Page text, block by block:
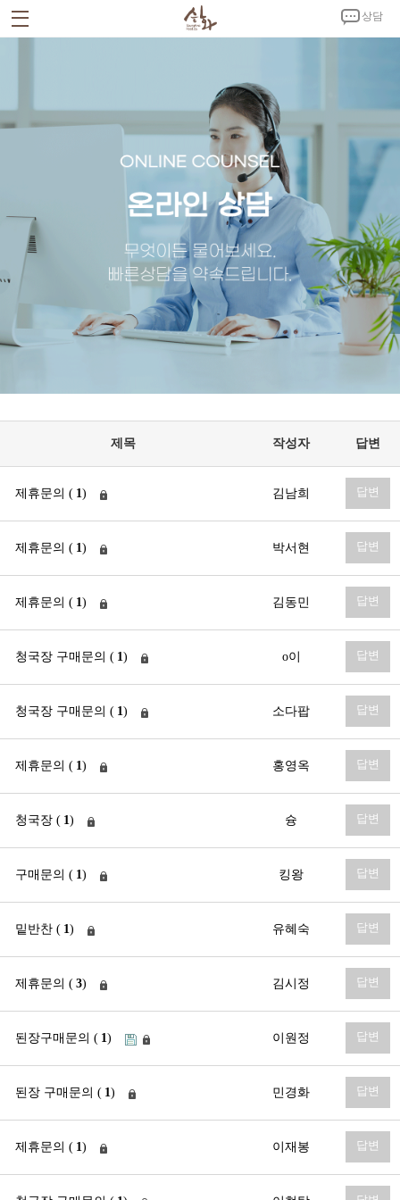
상담
승화푸드C.K
노키친
공지사항
뉴스
홍보영상
갤러리
고객센터
온라인 상담
제휴문의
오시는 길
회사소개서 다운로드
제목 작성자 답변
제휴문의 ( 1) 김남희 답변
제휴문의 ( 1) 박서현 답변
제휴문의 ( 1) 김동민 답변
청국장 구매문의 ( 1) o이 답변
청국장 구매문의 ( 1) 소다팝 답변
제휴문의 ( 1) 홍영옥 답변
청국장 ( 1) 슝 답변
구매문의 ( 1) 킹왕 답변
밑반찬 ( 1) 유혜숙 답변
제휴문의 ( 3) 김시정 답변
된장구매문의 ( 1) 이원정 답변
된장 구매문의 ( 1) 민경화 답변
제휴문의 ( 1) 이재봉 답변